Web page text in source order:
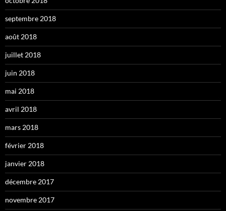
septembre 2018
août 2018
juillet 2018
juin 2018
mai 2018
avril 2018
mars 2018
février 2018
janvier 2018
décembre 2017
novembre 2017